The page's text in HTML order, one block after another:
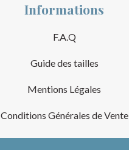
Informations
F.A.Q
Guide des tailles
Mentions Légales
Conditions Générales de Vente